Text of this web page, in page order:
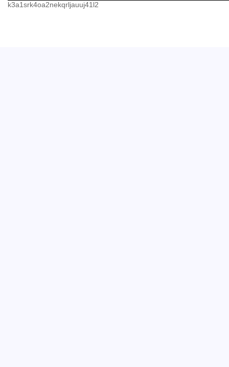
k3a1srk4oa2nekqrljauuj41l2